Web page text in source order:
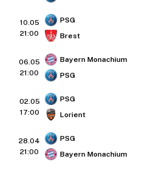
10.05
21:00
PSG
Brest
06.05
21:00
Bayern Monachium
PSG
02.05
17:00
PSG
Lorient
28.04
21:00
PSG
Bayern Monachium